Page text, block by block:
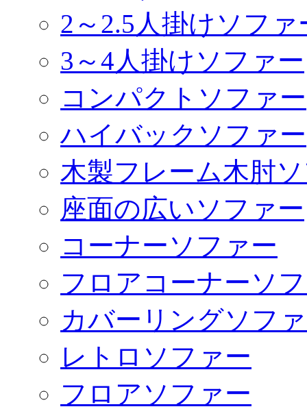
2～2.5人掛けソファ
3～4人掛けソファー
コンパクトソファー
ハイバックソファー
木製フレーム木肘
座面の広いソファー
コーナーソファー
フロアコーナーソ
カバーリングソフ
レトロソファー
フロアソファー